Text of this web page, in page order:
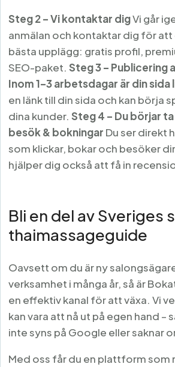
Steg 2 – Vi kontaktar digVi går
anmälan och kontaktar dig för
bästa upplägg: gratis profil,
SEO-paket.Steg 3 – Publicering
Inom 1–3 arbetsdagar är din sida
en länk till din sida och kan börja
dina kunder.Steg 4 – Du börjar
besök & bokningar Du ser direkt
som klickar, bokar och besöker
hjälper dig också att få in
Bli en del av Sveriges
thaimassageguide
Oavsett om du är ny
verksamhet i många år, så är
en effektiv kanal för att växa. Vi
kan vara att nå ut på egen hand –
inte syns på Google eller saknar
Med oss får du en plattform som